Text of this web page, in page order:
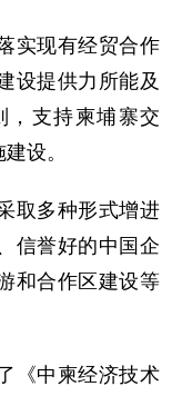
现有经贸合作
设提供力所能及
，支持柬埔寨交
设。
多种形式增进
信誉好的中国企
和合作区建设等
中柬经济技术